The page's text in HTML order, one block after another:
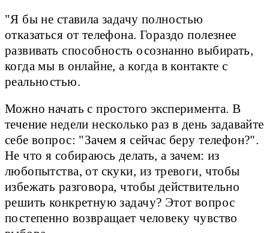
"Я бы не ставила задачу полностью
отказаться от телефона. Гораздо полезнее
развивать способность осознанно выбирать,
когда мы в онлайне, а когда в контакте с
реальностью.
Можно начать с простого эксперимента. В
течение недели несколько раз в день задавайте
себе вопрос: "Зачем я сейчас беру телефон?".
Не что я собираюсь делать, а зачем: из
любопытства, от скуки, из тревоги, чтобы
избежать разговора, чтобы действительно
решить конкретную задачу? Этот вопрос
постепенно возвращает человеку чувство